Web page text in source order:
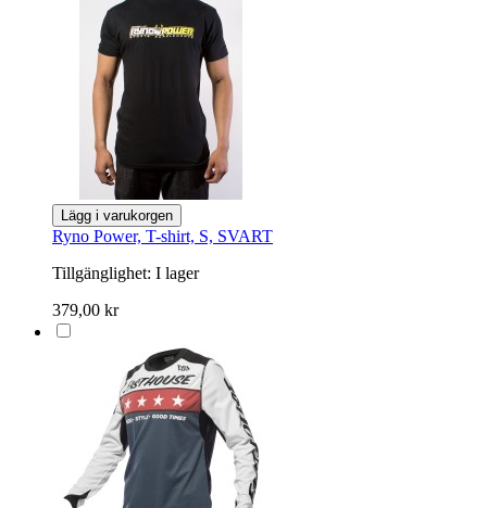
Lägg i varukorgen
Ryno Power, T-shirt, S, SVART
Tillgänglighet: I lager
379,00 kr